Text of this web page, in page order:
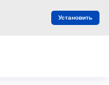
Установить